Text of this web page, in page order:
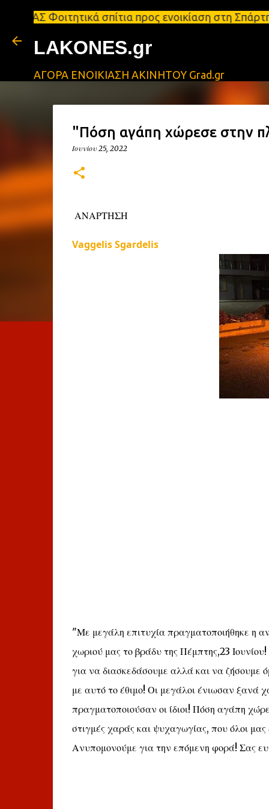
σπίτια προς ενοικίαση στη Σπάρτη
LAKONES.gr
ΑΓΟΡΑ ΕΝΟΙΚΙΑΣΗ ΑΚΙΝΗΤΟΥ Grad.gr
"Πόση αγάπη χώρεσε στην
Ιουνίου 25, 2022
ΑΝΑΡΤΗΣΗ
Vaggelis Sgardelis
"Με μεγάλη επιτυχία πραγματοποιήθηκε η
χωριού μας το βράδυ της Πέμπτης,23
για να διασκεδάσουμε αλλά και να ζήσουμε
με αυτό το έθιμο! Οι μεγάλοι ένιωσαν ξανά
πραγματοποιούσαν οι ίδιοι! Πόση αγάπη
στιγμές χαράς και ψυχαγωγίας, που όλοι
Ανυπομονούμε για την επόμενη φορά! Σας